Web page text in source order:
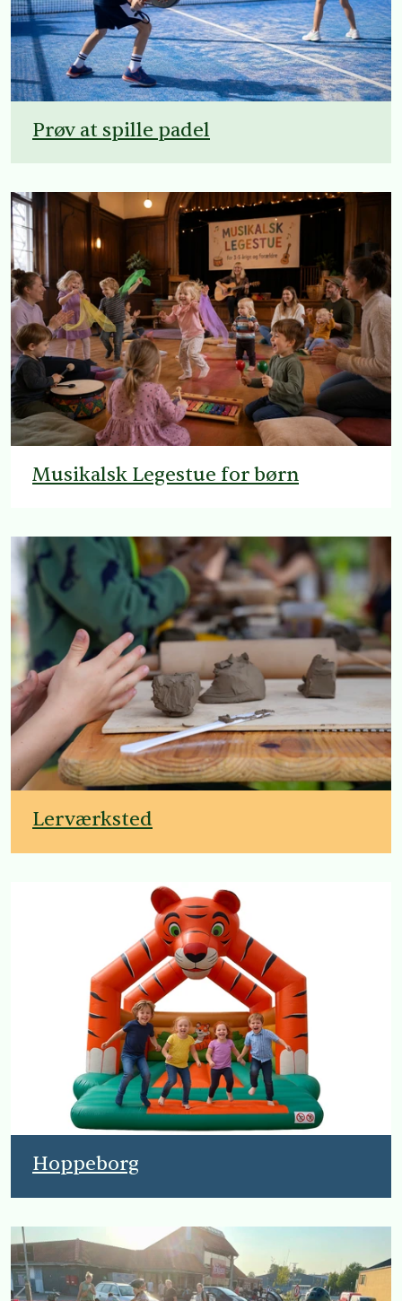
Prøv at spille padel
Musikalsk Legestue for børn
Lerværksted
Hoppeborg